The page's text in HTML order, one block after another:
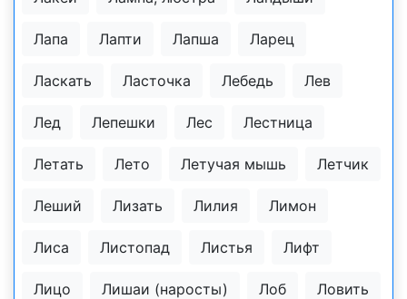
Лапа Лапти Лапша Ларец
Ласкать Ласточка Лебедь Лев
Лед Лепешки Лес Лестница
Летать Лето Летучая мышь Летчик
Леший Лизать Лилия Лимон
Лиса Листопад Листья Лифт
Лицо Лишаи (наросты) Лоб Ловить